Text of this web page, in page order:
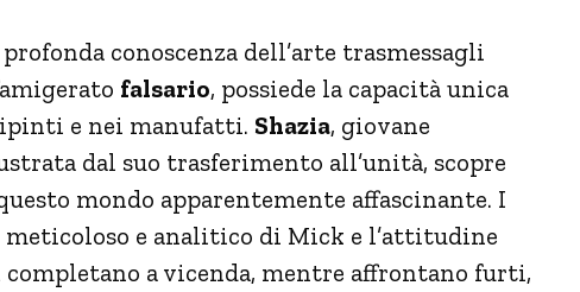
conoscenza dell’arte trasmessagli
falsario, possiede la capacità unica
e nei manufatti. Shazia, giovane
dal suo trasferimento all’unità, scopre
mondo apparentemente affascinante. I
e analitico di Mick e l’attitudine
a vicenda, mentre affrontano furti,